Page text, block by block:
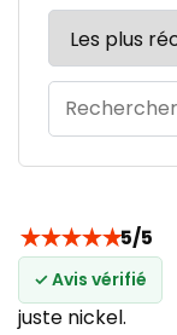
★★★★★5/5
✓ Avis vérifié
juste nickel.